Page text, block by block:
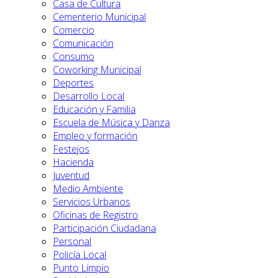
Casa de Cultura
Cementerio Municipal
Comercio
Comunicación
Consumo
Coworking Municipal
Deportes
Desarrollo Local
Educación y Familia
Escuela de Música y Danza
Empleo y formación
Festejos
Hacienda
Juventud
Medio Ambiente
Servicios Urbanos
Oficinas de Registro
Participación Ciudadana
Personal
Policía Local
Punto Limpio